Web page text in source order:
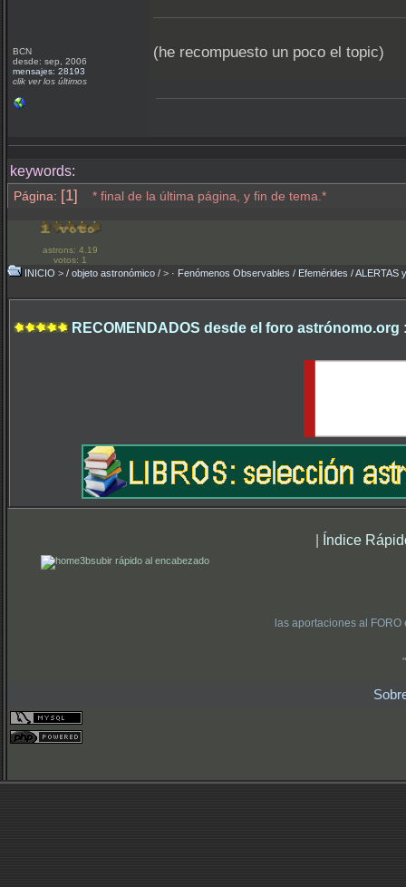
BCN
desde: sep, 2006
mensajes: 28193
clik ver los últimos
(he recompuesto un poco el topic)
keywords:
Página: [1] * final de la última página, y fin de tema.*
astrons: 4.19
votos: 1
INICIO > / objeto astronómico / > · Fenómenos Observables / Efemérides / ALERTAS
RECOMENDADOS desde el foro astrónomo.org
| Índice
subir rápido al encabezado
las aportaciones al